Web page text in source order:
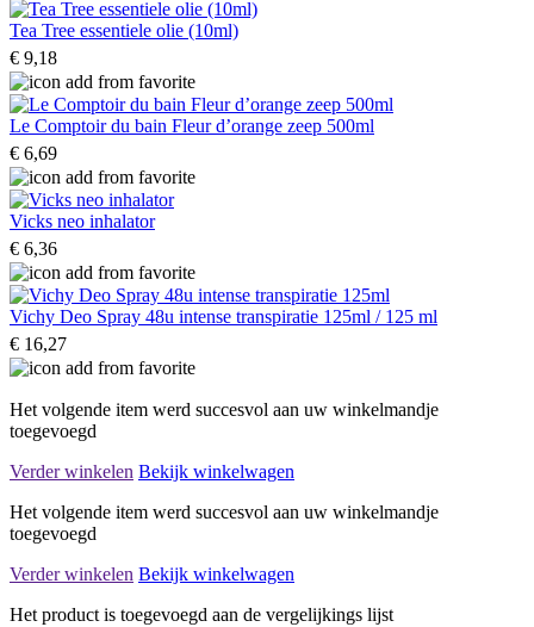
Tea Tree essentiele olie (10ml)
€ 9,18
Le Comptoir du bain Fleur d’orange zeep 500ml
€ 6,69
Vicks neo inhalator
€ 6,36
Vichy Deo Spray 48u intense transpiratie 125ml / 125 ml
€ 16,27
Het volgende item werd succesvol aan uw winkelmandje
toegevoegd
Verder winkelen Bekijk winkelwagen
Het volgende item werd succesvol aan uw winkelmandje
toegevoegd
Verder winkelen Bekijk winkelwagen
Het product is toegevoegd aan de vergelijkings lijst